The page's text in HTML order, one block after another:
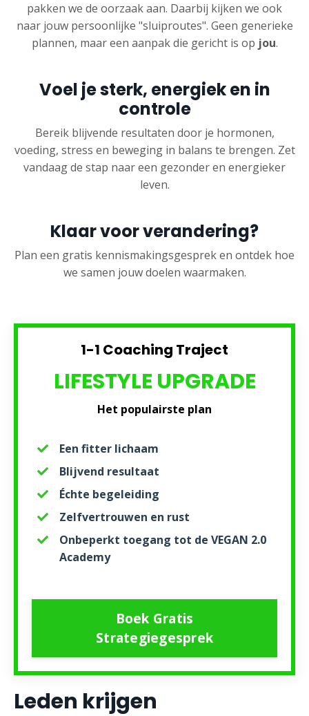
pakken we de oorzaak aan. Daarbij kijken we ook
naar jouw persoonlijke "sluiproutes". Geen generieke
plannen, maar een aanpak die gericht is op jou.
Voel je sterk, energiek en in
controle
Bereik blijvende resultaten door je hormonen,
voeding, stress en beweging in balans te brengen. Zet
vandaag de stap naar een gezonder en energieker
leven.
Klaar voor verandering?
Plan een gratis kennismakingsgesprek en ontdek hoe
we samen jouw doelen waarmaken.
1-1 Coaching Traject
LIFESTYLE UPGRADE
Het populairste plan
Een fitter lichaam
Blijvend resultaat
Échte begeleiding
Zelfvertrouwen en rust
Onbeperkt toegang tot de VEGAN 2.0
Academy
Boek Gratis
Strategiegesprek
Leden krijgen